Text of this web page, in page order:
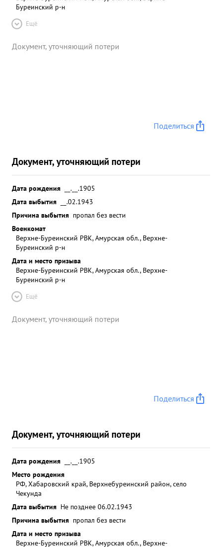
Буреинский р-н
Ещё
Документ, уточняющий потери
Поделиться
Документ, уточняющий потери
Дата рождения
__.__.1905
Дата выбытия
__.02.1943
Причина выбытия пропал без вести
Военкомат
Верхне-Буреинский РВК, Амурская обл., Верхне-
Буреинский р-н
Дата и место призыва
Верхне-Буреинский РВК, Амурская обл., Верхне-
Буреинский р-н
Ещё
Документ, уточняющий потери
Поделиться
Документ, уточняющий потери
Дата рождения
__.__.1905
Место рождения
РФ, Хабаровский край, Верхнебуреинский район, село
Чекунда
Дата выбытия Не позднее 06.02.1943
Причина выбытия пропал без вести
Дата и место призыва
Верхне-Буреинский РВК, Амурская обл., Верхне-